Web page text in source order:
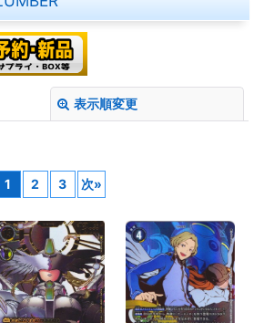
表示順変更
絞り込む
1 2 3 次»